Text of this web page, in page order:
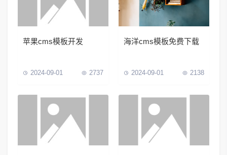
苹果cms模板开发
2024-09-01 2737
海洋cms模板免费下载
2024-09-01 2138